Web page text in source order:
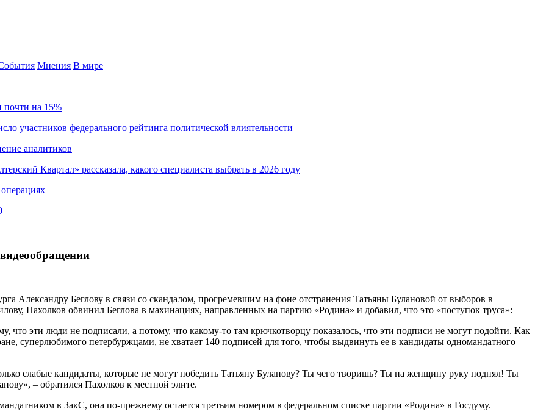
Мнения В мире
почти на 15%
участников федерального рейтинга политической влиятельности
аналитиков
Квартал» рассказала, какого специалиста выбрать в 2026 году
Александру Беглову в связи со скандалом, прогремевшим на фоне отстранения Татьяны Булановой от выборов в
Пахолков обвинил Беглова в махинациях, направленных на партию «Родина» и добавил, что это «поступок труса»:
что эти люди не подписали, а потому, что какому-то там крючкотворцу показалось, что эти подписи не могут подойти. Как
суперлюбимого петербуржцами, не хватает 140 подписей для того, чтобы выдвинуть ее в кандидаты одномандатного
слабые кандидаты, которые не могут победить Татьяну Буланову? Ты чего творишь? Ты на женщину руку поднял! Ты
– обратился Пахолков к местной элите.
в ЗакС, она по-прежнему остается третьим номером в федеральном списке партии «Родина» в Госдуму.